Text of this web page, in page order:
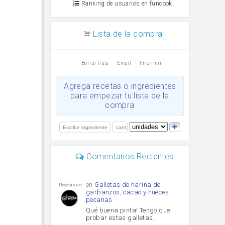
Ranking de usuarios en funcook
Lista de la compra
Borrar lista Email Imprimir
Agrega recetas o ingredientes
para empezar tu lista de la
compra
Comentarios Recientes
Recetas con sazon
en Galletas de harina de
garbanzos, cacao y nueces
pecanas
Qué buena pinta! Tengo que
probar estas galletas.